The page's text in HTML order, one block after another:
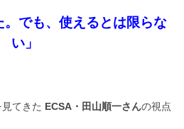
。でも、使えるとは限らな
い」
てきた ECSA・田山順一さんの視点